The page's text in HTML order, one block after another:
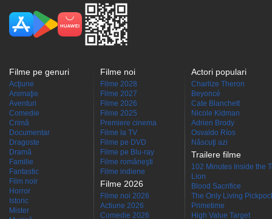
Filme pe genuri
Acţiune
Animaţie
Aventuri
Comedie
Crimă
Documentar
Dragoste
Dramă
Familie
Fantastic
Film noir
Horror
Istoric
Mister
Filme noi
Filme 2028
Filme 2027
Filme 2026
Filme 2025
Premiere cinema
Filme la TV
Filme pe DVD
Filme pe Blu-ray
Filme româneşti
Filme indiene
Filme 2026
Filme noi 2026
Actiune 2026
Comedie 2026
Actori populari
Charlize Theron
Beyoncé
Cate Blanchett
Nicole Kidman
Adrien Brody
Osvaldo Ríos
Născuţi azi
Trailere filme
102 Minutes Inside the
Lion
Blood Sacrifice
The Only Living
Primetime
High Value Target